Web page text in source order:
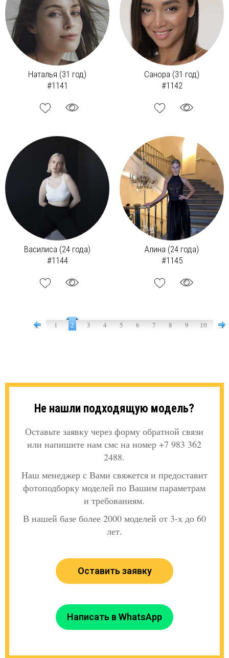
Наталья (31 год)
#1141
Санора (31 год)
#1142
Василиса (24 года)
#1144
Алина (24 года)
#1145
1 2 3 4 5 6 7 8 9 10
Не нашли подходящую модель?
Оставьте заявку через форму обратной связи
или напишите нам смс на номер +7 983 362
2488.
Наш менеджер с Вами свяжется и предоставит
фотоподборку моделей по Вашим параметрам
и требованиям.
В нашей базе более 2000 моделей от 3-х до 60
лет.
Оставить заявку
Написать в WhatsApp